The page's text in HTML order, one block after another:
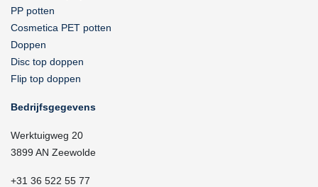
PP potten
Cosmetica PET potten
Doppen
Disc top doppen
Flip top doppen
Bedrijfsgegevens
Werktuigweg 20
3899 AN Zeewolde
+31 36 522 55 77